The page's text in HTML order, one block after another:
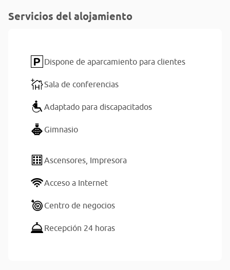
Servicios del alojamiento
Dispone de aparcamiento para clientes
Sala de conferencias
Adaptado para discapacitados
Gimnasio
Ascensores, Impresora
Acceso a Internet
Centro de negocios
Recepción 24 horas